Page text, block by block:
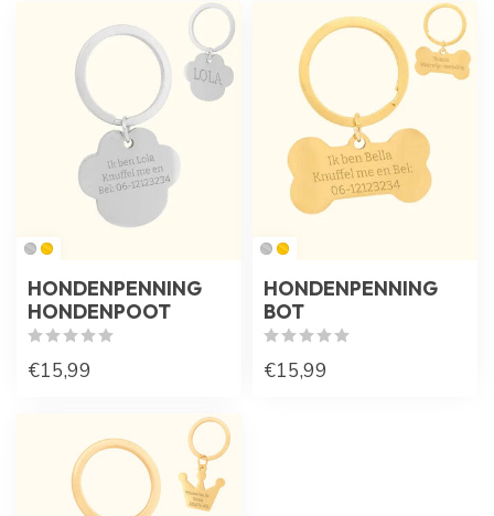
HONDENPENNING
HONDENPOOT
€15,99
HONDENPENNING
BOT
€15,99